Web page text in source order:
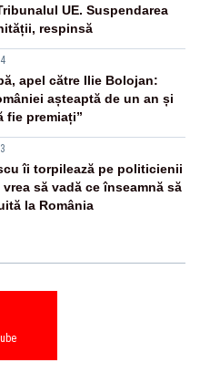
UE. Suspendarea
respinsă
apel către Ilie Bolojan:
așteaptă de un an și
fie premiați”
îi torpilează pe politicienii
să vadă ce înseamnă să
la România